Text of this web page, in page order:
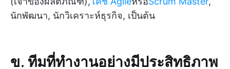
นักพัฒนา, นักวิเคราะห์ธุรกิจ, เป็นต้น
ข. ทีมที่ทำงานอย่างมีประสิทธิภาพ